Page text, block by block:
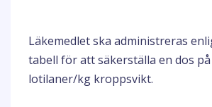
Läkemedlet ska administreras
tabell för att säkerställa en dos
lotilaner/kg kroppsvikt.